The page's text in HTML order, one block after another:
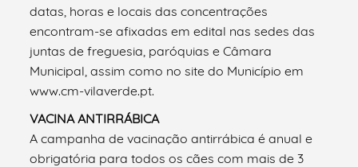
datas, horas e locais das concentrações
encontram-se afixadas em edital nas sedes das
juntas de freguesia, paróquias e Câmara
Municipal, assim como no site do Município em
www.cm-vilaverde.pt.
VACINA ANTIRRÁBICA
A campanha de vacinação antirrábica é anual e
obrigatória para todos os cães com mais de 3